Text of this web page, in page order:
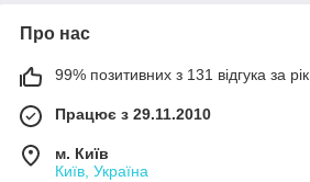
Про нас
99% позитивних з 131 відгука за рік
Працює з 29.11.2010
м. Київ
Київ, Україна